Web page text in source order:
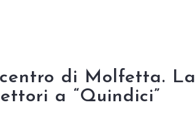
di Molfetta. La
a “Quindici”